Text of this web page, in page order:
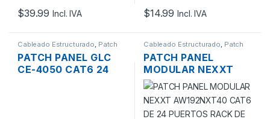
$39.99 Incl. IVA $14.99 Incl. IVA
Cableado Estructurado, Patch
PATCH PANEL GLC
CE-4050 CAT6 24
Cableado Estructurado, Patch
PATCH PANEL
MODULAR NEXXT
AW192NXT40 CAT6
DE 24 PUERTOS
RACK DE 19″